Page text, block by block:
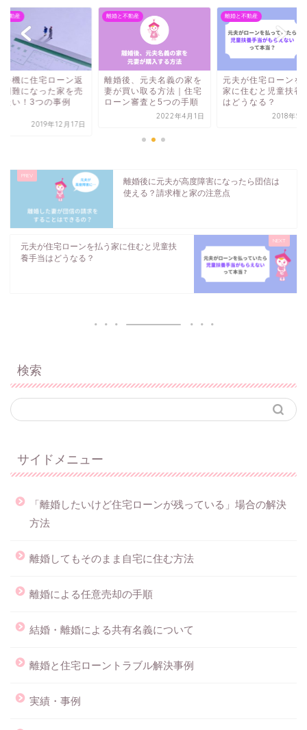
不動産
を機に住宅ローン返
困難になった家を売
たい！3つの事例
2019年12月17日
離婚と不動産
離婚後、元夫名義の家を
妻が買い取る方法｜住宅
ローン審査と5つの手順
2022年4月1日
離婚と不動産
元夫が住宅ローンを
家に住むと児童扶養
はどうなる？
2018年5
離婚後に元夫が高度障害になったら団信は
使える？請求権と家の注意点
元夫が住宅ローンを払う家に住むと児童扶
養手当はどうなる？
検索
サイドメニュー
「離婚したいけど住宅ローンが残っている」場合の解決
方法
離婚してもそのまま自宅に住む方法
離婚による任意売却の手順
結婚・離婚による共有名義について
離婚と住宅ローントラブル解決事例
実績・事例